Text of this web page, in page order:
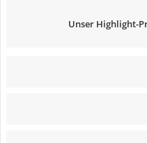
Unser Highlight-